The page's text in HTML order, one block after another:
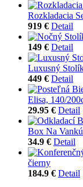
Rozkladacia
919 € Detail
149 € Detail
Luxusný
449 € Detail
Elisa, 140/
29.95 € Detail
Box Na
34.9 € Detail
čierny
184.9 € Detail